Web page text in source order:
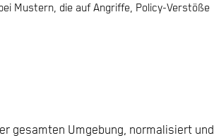
Mustern, die auf Angriffe, Policy-Verstöße
gesamten Umgebung, normalisiert und